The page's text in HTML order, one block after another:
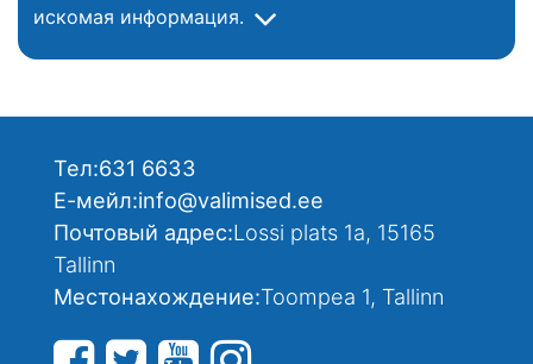
искомая информация.
Тел:631 6633
Е-мейл:info@valimised.ee
Почтовый адрес:Lossi plats 1a, 15165
Tallinn
Местонахождение:Toompea 1, Tallinn